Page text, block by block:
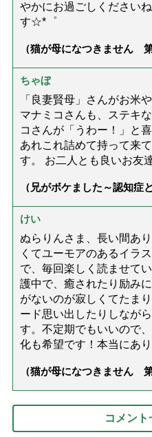
やかにお過ごしください
す☆*゜
（猫が母になつきません
ちゃぼ
「良妻賢母」さんがお米
マナミコさんも、ステキ
コさんが「うわー！」と
あれこれ詰めて持って来
す。 お二人とも良いお友
（兄がボケました～認知症
達』が届きました」）
けい
ぬらりんさま、長い間あ
くてユーモアのあるイラ
で、毎回楽しく読ませて
護中で、癒されたり励み
がないのが寂しくてたま
ード思い出したりしなが
す。不定期でもいいので
化も希望です！本当にあ
（猫が母になつきません
コメント